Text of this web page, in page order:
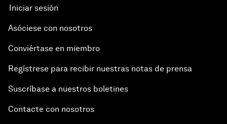
Iniciar sesión
Asóciese con nosotros
Conviértase en miembro
Regístrese para recibir nuestras notas de prensa
Suscríbase a nuestros boletines
Contacte con nosotros